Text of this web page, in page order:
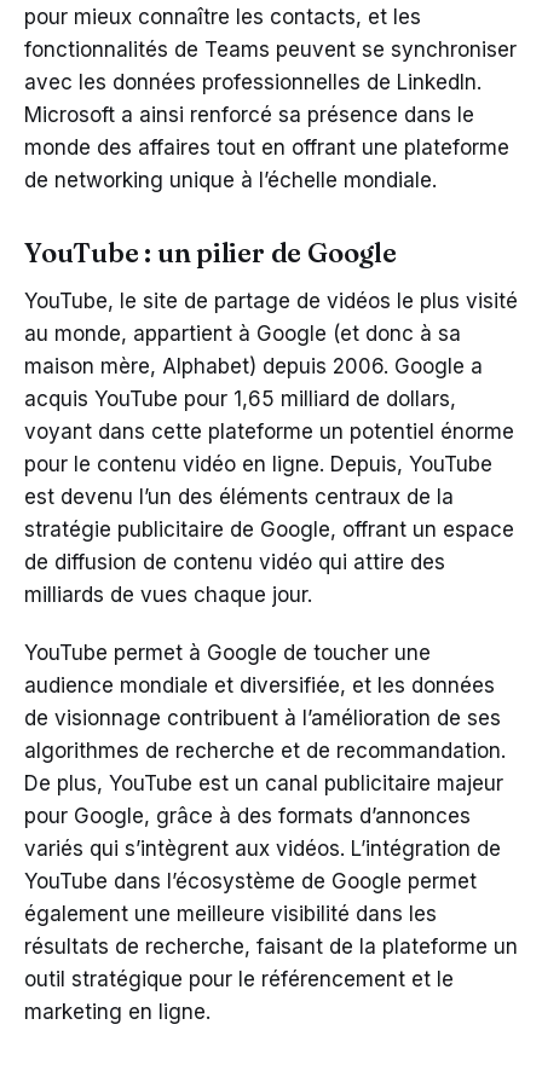
pour mieux connaître les contacts, et les
fonctionnalités de Teams peuvent se synchroniser
avec les données professionnelles de LinkedIn.
Microsoft a ainsi renforcé sa présence dans le
monde des affaires tout en offrant une plateforme
de networking unique à l’échelle mondiale.
YouTube : un pilier de Google
YouTube, le site de partage de vidéos le plus visité
au monde, appartient à Google (et donc à sa
maison mère, Alphabet) depuis 2006. Google a
acquis YouTube pour 1,65 milliard de dollars,
voyant dans cette plateforme un potentiel énorme
pour le contenu vidéo en ligne. Depuis, YouTube
est devenu l’un des éléments centraux de la
stratégie publicitaire de Google, offrant un espace
de diffusion de contenu vidéo qui attire des
milliards de vues chaque jour.
YouTube permet à Google de toucher une
audience mondiale et diversifiée, et les données
de visionnage contribuent à l’amélioration de ses
algorithmes de recherche et de recommandation.
De plus, YouTube est un canal publicitaire majeur
pour Google, grâce à des formats d’annonces
variés qui s’intègrent aux vidéos. L’intégration de
YouTube dans l’écosystème de Google permet
également une meilleure visibilité dans les
résultats de recherche, faisant de la plateforme un
outil stratégique pour le référencement et le
marketing en ligne.